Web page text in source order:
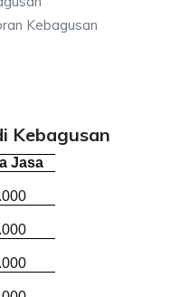
Kebagusan
Kebagusan
Jasa